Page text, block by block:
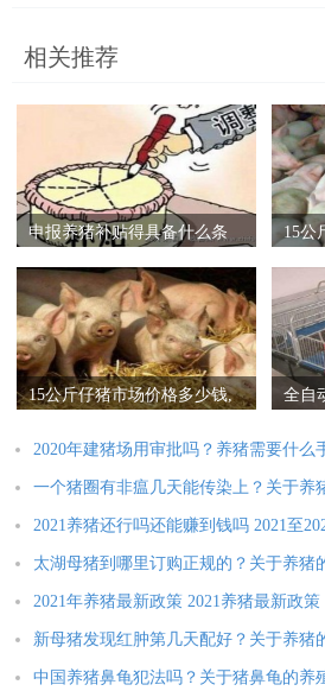
相关推荐
申报养猪补贴得具备什么条
15公
15公斤仔猪市场价格多少钱,
全自
2020年建猪场用审批吗？养猪需要什么
一个猪圈有非瘟几天能传染上？关于养
2021养猪还行吗还能赚到钱吗 2021至
太湖母猪到哪里订购正规的？关于养猪
2021年养猪最新政策 2021养猪最新政策
新母猪发现红肿第几天配好？关于养猪
中国养猪鼻龟犯法吗？关于猪鼻龟的养